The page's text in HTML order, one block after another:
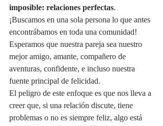
imposible: relaciones perfectas.
¡Buscamos en una sola persona lo que antes
encontrábamos en toda una comunidad!
Esperamos que nuestra pareja sea nuestro
mejor amigo, amante, compañero de
aventuras, confidente, e incluso nuestra
fuente principal de felicidad.
El peligro de este enfoque es que nos lleva a
creer que, si una relación discute, tiene
problemas o no es siempre feliz, algo está